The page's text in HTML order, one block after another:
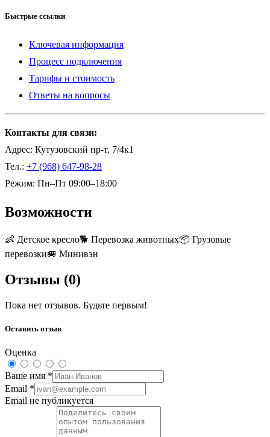
Быстрые ссылки
Ключевая информация
Процесс подключения
Тарифы и стоимость
Ответы на вопросы
Контакты для связи:
Адрес: Кутузовский пр-т, 7/4к1
Тел.: +7 (968) 647-98-28
Режим: Пн–Пт 09:00–18:00
Возможности
👶 Детское кресло🐕 Перевозка животных📦 Грузовые
перевозки🚐 Минивэн
Отзывы (0)
Пока нет отзывов. Будьте первым!
Оставить отзыв
Оценка
Ваше имя *
Email *
Email не публикуется